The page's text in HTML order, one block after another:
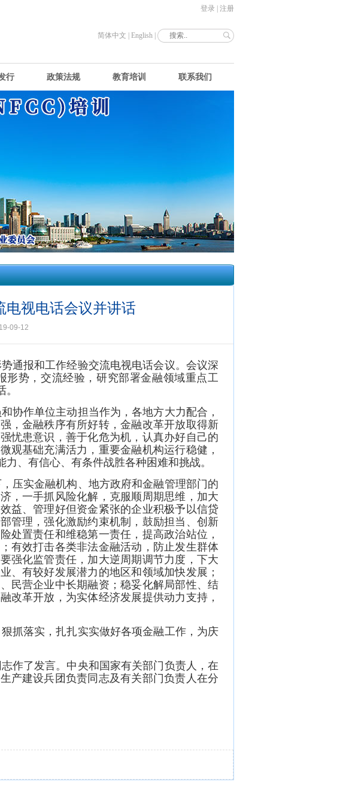
登录 注册
简体中文 English
行 政策法规 教育培训 联系我们
电视电话会议并讲话
09-12
通报和工作经验交流电视电话会议。会议深
形势，交流经验，研究部署金融领域重点工
协作单位主动担当作为，各地方大力配合，
，金融秩序有所好转，金融改革开放取得新
忧患意识，善于化危为机，认真办好自己的
观基础充满活力，重要金融机构运行稳健，
、有信心、有条件战胜各种困难和挑战。
压实金融机构、地方政府和金融管理部门的
，一手抓风险化解，克服顺周期思维，加大
益、管理好但资金紧张的企业积极予以信贷
管理，强化激励约束机制，鼓励担当、创新
处置责任和维稳第一责任，提高政治站位，
有效打击各类非法金融活动，防止发生群体
强化监管责任，加大逆周期调节力度，下大
、有较好发展潜力的地区和领域加快发展；
民营企业中长期融资；稳妥化解局部性、结
改革开放，为实体经济发展提供动力支持，
抓落实，扎扎实实做好各项金融工作，为庆
作了发言。中央和国家有关部门负责人，在
产建设兵团负责同志及有关部门负责人在分